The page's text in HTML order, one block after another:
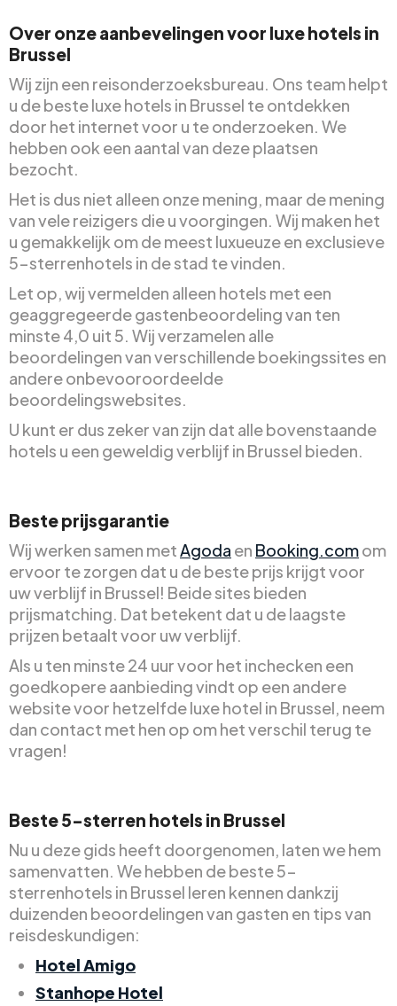
Over onze aanbevelingen voor luxe hotels in
Brussel
Wij zijn een reisonderzoeksbureau. Ons team helpt
u de beste luxe hotels in Brussel te ontdekken
door het internet voor u te onderzoeken. We
hebben ook een aantal van deze plaatsen
bezocht.
Het is dus niet alleen onze mening, maar de mening
van vele reizigers die u voorgingen. Wij maken het
u gemakkelijk om de meest luxueuze en exclusieve
5-sterrenhotels in de stad te vinden.
Let op, wij vermelden alleen hotels met een
geaggregeerde gastenbeoordeling van ten
minste 4,0 uit 5. Wij verzamelen alle
beoordelingen van verschillende boekingssites en
andere onbevooroordeelde
beoordelingswebsites.
U kunt er dus zeker van zijn dat alle bovenstaande
hotels u een geweldig verblijf in Brussel bieden.
Beste prijsgarantie
Wij werken samen metAgoda en Booking.comom
ervoor te zorgen dat u de beste prijs krijgt voor
uw verblijf in Brussel! Beide sites bieden
prijsmatching. Dat betekent dat u de laagste
prijzen betaalt voor uw verblijf.
Als u ten minste 24 uur voor het inchecken een
goedkopere aanbieding vindt op een andere
website voor hetzelfde luxe hotel in Brussel, neem
dan contact met hen op om het verschil terug te
vragen!
Beste 5-sterren hotels in Brussel
Nu u deze gids heeft doorgenomen, laten we hem
samenvatten. We hebben de beste 5-
sterrenhotels in Brussel leren kennen dankzij
duizenden beoordelingen van gasten en tips van
reisdeskundigen:
Hotel Amigo
Stanhope Hotel